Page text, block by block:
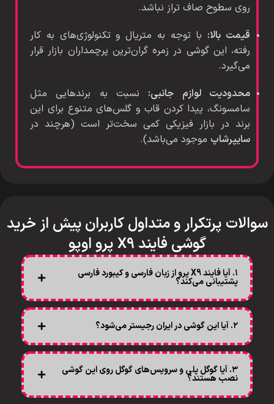
روی سطوح صاف تراز نباشد.
قیمت بالا: با توجه به متریال و تکنولوژی‌های به کار
رفته، این گوشی در زمره گران‌ترین پرچمداران بازار قرار
می‌گیرد.
محدودیت لوازم جانبی: نسبت به برندهایی مثل
سامسونگ، پیدا کردن قاب و گلس‌های متنوع برای این
برند در بازار فیزیکی کمی سخت‌تر است (هرچند در
سایپرشاپ موجود می‌باشد).
سوالات پرتکرار و متداول کاربران پیش از خرید
گوشی فایند X9 پرو اوپو
۱. آیا فایند X9 پرو از زبان فارسی و کیبورد فارسی
پشتیبانی می‌کند؟
۲. آیا این گوشی در ایران رجیستر می‌شود؟
۳. آیا گوگل پلی و سرویس‌های گوگل روی این گوشی
نصب هستند؟